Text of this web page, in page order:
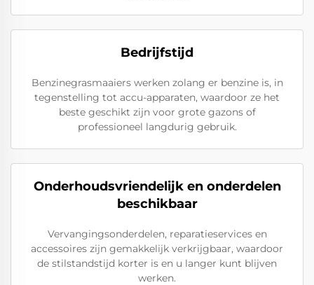
Bedrijfstijd
Benzinegrasmaaiers werken zolang er benzine is, in
tegenstelling tot accu-apparaten, waardoor ze het
beste geschikt zijn voor grote gazons of
professioneel langdurig gebruik.
Onderhoudsvriendelijk en onderdelen
beschikbaar
Vervangingsonderdelen, reparatieservices en
accessoires zijn gemakkelijk verkrijgbaar, waardoor
de stilstandstijd korter is en u langer kunt blijven
werken.